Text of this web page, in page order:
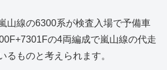
山線の6300系が検査入場で予備車
の4両編成で嵐山線の代走
るものと考えられます。